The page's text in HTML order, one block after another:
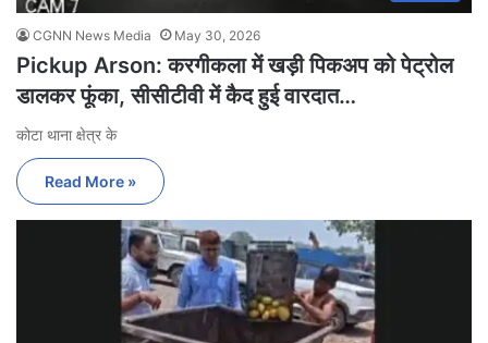
CGNN News Media May 30, 2026
Pickup Arson: करगीकला में खड़ी पिकअप को पेट्रोल
डालकर फूंका, सीसीटीवी में कैद हुई वारदात…
कोटा थाना क्षेत्र के
Read More »